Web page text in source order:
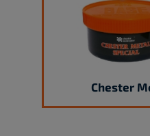
Chester